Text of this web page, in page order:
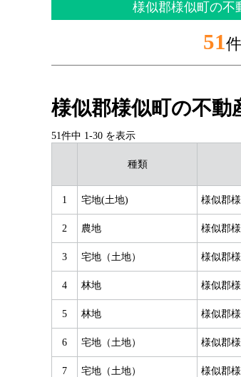
様似郡様似町の不
51件
様似郡様似町の不動
51件中 1-30 を表示
種類
1 宅地(土地) 様似郡
2 農地 様似郡
3 宅地（土地） 様似郡様
4 林地 様似郡
5 林地 様似郡
6 宅地（土地） 様似郡
7 宅地（土地） 様似郡様